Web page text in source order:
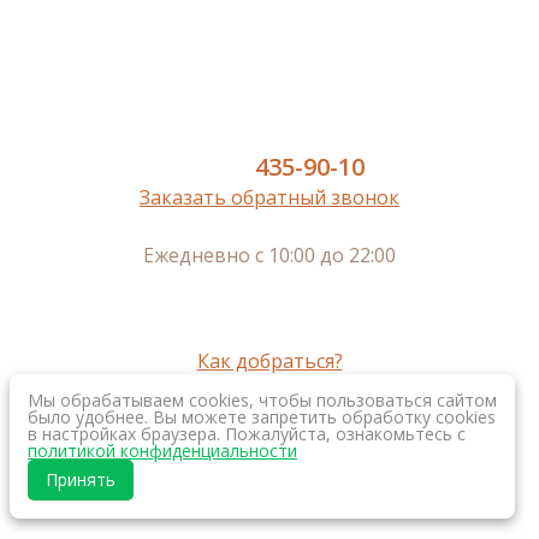
435-90-10
Заказать обратный звонок
Ежедневно с 10:00 до 22:00
Как добраться?
Создание интернет
магазина
Мы обрабатываем cookies, чтобы пользоваться сайтом
было удобнее. Вы можете запретить обработку cookies
в настройках браузера. Пожалуйста, ознакомьтесь с
политикой конфиденциальности
Принять